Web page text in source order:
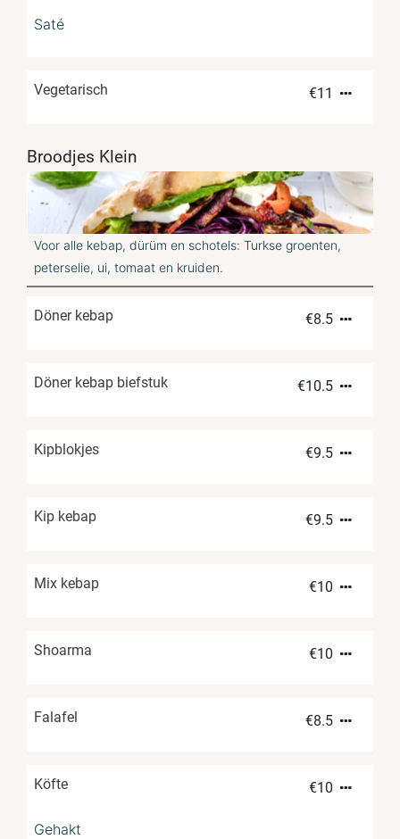
Saté
Vegetarisch €11
Broodjes Klein
Voor alle kebap, dürüm en schotels: Turkse groenten,
peterselie, ui, tomaat en kruiden.
Döner kebap €8.5
Döner kebap biefstuk €10.5
Kipblokjes €9.5
Kip kebap €9.5
Mix kebap €10
Shoarma €10
Falafel €8.5
Köfte €10
Gehakt